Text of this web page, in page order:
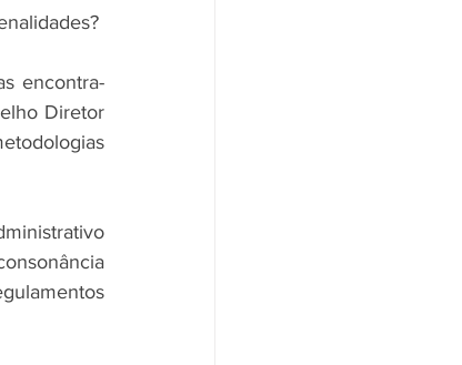
encontra-
Diretor